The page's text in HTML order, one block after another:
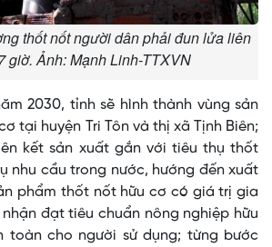
thốt nốt người dân phải đun lửa liên
giờ. Ảnh: Mạnh Linh-TTXVN
2030, tỉnh sẽ hình thành vùng sản
tại huyện Tri Tôn và thị xã Tịnh Biên;
kết sản xuất gắn với tiêu thụ thốt
nhu cầu trong nước, hướng đến xuất
phẩm thốt nốt hữu cơ có giá trị gia
đạt tiêu chuẩn nông nghiệp hữu
toàn cho người sử dụng; từng bước